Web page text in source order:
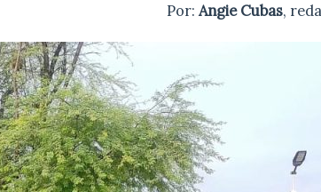
Por: Angie Cubas,